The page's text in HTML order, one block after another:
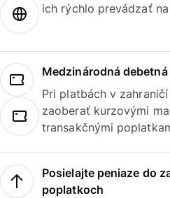
ich rýchlo prevádzať na
Medzinárodná
Pri platbách v
zaoberať kurzovými
transakčnými
Posielajte peniaze do
poplatkoch